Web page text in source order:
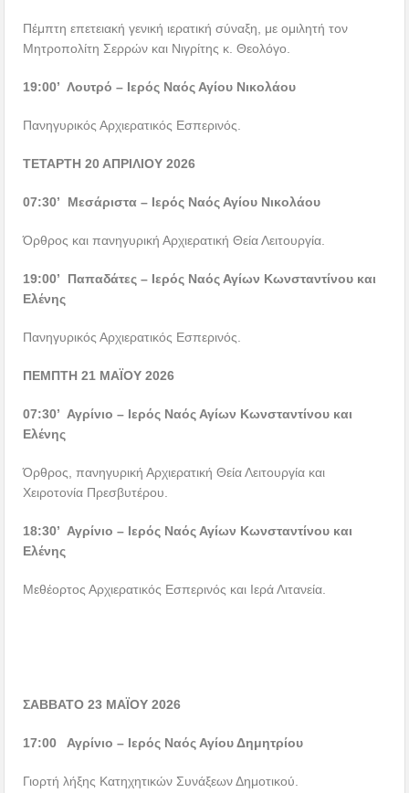
Πέμπτη επετειακή γενική ιερατική σύναξη, με ομιλητή τον
Μητροπολίτη Σερρών και Νιγρίτης κ. Θεολόγο.
19:00’ Λουτρό – Ιερός Ναός Αγίου Νικολάου
Πανηγυρικός Αρχιερατικός Εσπερινός.
ΤΕΤΑΡΤΗ 20 ΑΠΡΙΛΙΟΥ 2026
07:30’ Μεσάριστα – Ιερός Ναός Αγίου Νικολάου
Όρθρος και πανηγυρική Αρχιερατική Θεία Λειτουργία.
19:00’ Παπαδάτες – Ιερός Ναός Αγίων Κωνσταντίνου και
Ελένης
Πανηγυρικός Αρχιερατικός Εσπερινός.
ΠΕΜΠΤΗ 21 ΜΑΪΟΥ 2026
07:30’ Αγρίνιο – Ιερός Ναός Αγίων Κωνσταντίνου και
Ελένης
Όρθρος, πανηγυρική Αρχιερατική Θεία Λειτουργία και
Χειροτονία Πρεσβυτέρου.
18:30’ Αγρίνιο – Ιερός Ναός Αγίων Κωνσταντίνου και
Ελένης
Μεθέορτος Αρχιερατικός Εσπερινός και Ιερά Λιτανεία.
ΣΑΒΒΑΤΟ 23 ΜΑΪΟΥ 2026
17:00 Αγρίνιο – Ιερός Ναός Αγίου Δημητρίου
Γιορτή λήξης Κατηχητικών Συνάξεων Δημοτικού.